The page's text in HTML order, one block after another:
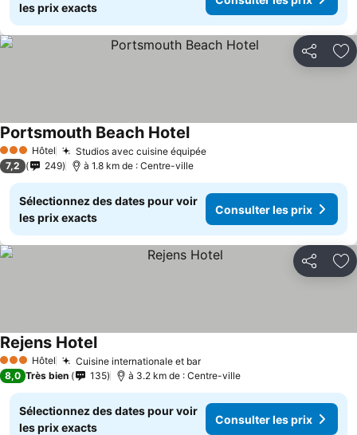
les prix exacts
Partager
3 ÉtoilesHôtel Studios avec cuisine équipée
Portsmouth Beach Hotel
7,2 249 à 1.8 km de : Centre-ville
Sélectionnez des dates pour voir
les prix exacts
Consulter les prix
Partager
3 ÉtoilesHôtel Cuisine internationale et bar
Rejens Hotel
8,0 Très bien 135 à 3.2 km de : Centre-ville
Sélectionnez des dates pour voir
les prix exacts
Consulter les prix